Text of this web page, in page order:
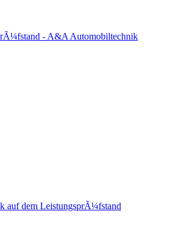
- A&A Automobiltechnik
auf dem LeistungsprÃ¼fstand